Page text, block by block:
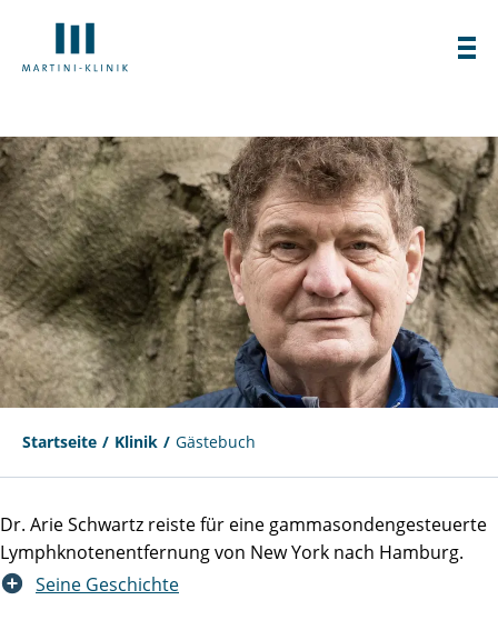
Startseite Klinik Gästebuch
Dr. Arie Schwartz reiste für eine gammasondengesteuerte
Lymphknotenentfernung von New York nach Hamburg.
Seine Geschichte